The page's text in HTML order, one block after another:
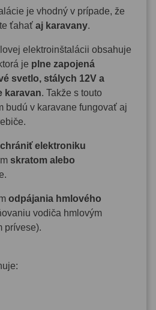
je vhodný v prípade, že
ťahať aj karavany.
elektroinštalácii obsahuje
je plne zapojená
svetlo, stálych 12V a
karavan. Takže s touto
budú v karavane fungovať aj
chrániť elektroniku
skratom alebo
odpájania hmlového
vodiča hmlovým
prívese).